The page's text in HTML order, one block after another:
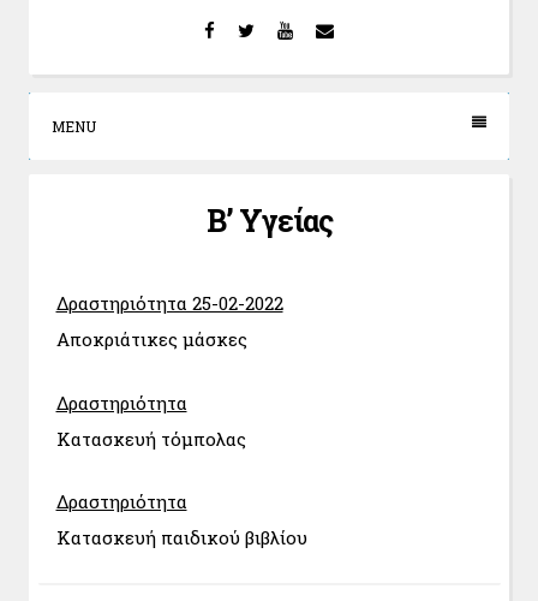
Facebook
Twitter YouTube
MENU
Β’ Υγείας
Δραστηριότητα 25-02-2022
Αποκριάτικες μάσκες
Δραστηριότητα
Κατασκευή τόμπολας
Δραστηριότητα
Κατασκευή παιδικού βιβλίου